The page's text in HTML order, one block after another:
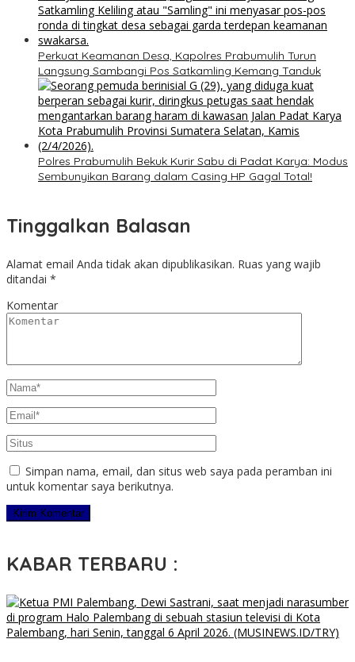
Perkuat Keamanan Desa, Kapolres Prabumulih Turun
Langsung Sambangi Pos Satkamling Kemang Tanduk
Polres Prabumulih Bekuk Kurir Sabu di Padat Karya: Modus
Sembunyikan Barang dalam Casing HP Gagal Total!
Tinggalkan Balasan
Alamat email Anda tidak akan dipublikasikan. Ruas yang wajib
ditandai *
Komentar
Simpan nama, email, dan situs web saya pada peramban ini
untuk komentar saya berikutnya.
KABAR TERBARU :